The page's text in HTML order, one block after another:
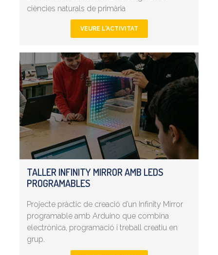
ciències naturals de primària
VEURE L'ACTIVITAT
TALLER INFINITY MIRROR AMB LEDS
PROGRAMABLES
Projecte pràctic de creació d’un Infinity Mirror
programable amb Arduino que combina
electrònica, programació i treball creatiu en
grup.